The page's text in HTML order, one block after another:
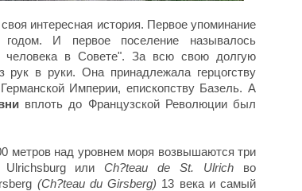
интересная история. Первое упоминание
И первое поселение называлось
человека в Совете". За всю свою долгую
рук в руки. Она принадлежала герцогству
Империи, епископству Базель. А
вплоть до Французской Революции был
метров над уровнем моря возвышаются три
Ulrichsburg илиCh?teau de St. Ulrich во
(Ch?teau du Girsberg) 13 века и самый